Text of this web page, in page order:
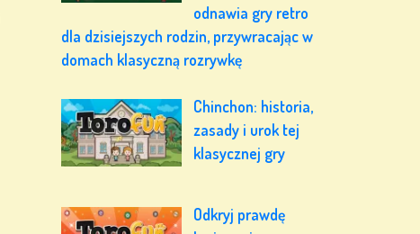
odnawia gry retro
dla dzisiejszych rodzin, przywracając w
domach klasyczną rozrywkę
Chinchon: historia,
zasady i urok tej
klasycznej gry
Odkryj prawdę